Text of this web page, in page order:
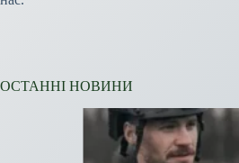
ОСТАННІ НОВИНИ